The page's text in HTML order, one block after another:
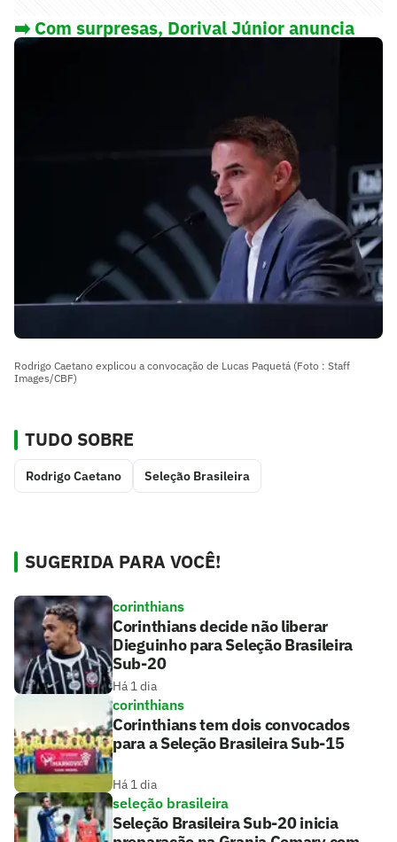
➡️ Com surpresas, Dorival Júnior anuncia
convocação da Seleção Brasileira; veja lista
Rodrigo Caetano explicou a convocação de Lucas Paquetá (Foto : Staff
Images/CBF)
TUDO SOBRE
Rodrigo Caetano Seleção Brasileira
SUGERIDA PARA VOCÊ!
corinthians
Corinthians decide não liberar
Dieguinho para Seleção Brasileira
Sub-20
Há 1 dia
corinthians
Corinthians tem dois convocados
para a Seleção Brasileira Sub-15
Há 1 dia
seleção brasileira
Seleção Brasileira Sub-20 inicia